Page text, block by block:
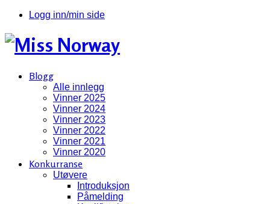
Logg inn/min side
Blogg
Alle innlegg
Vinner 2025
Vinner 2024
Vinner 2023
Vinner 2022
Vinner 2021
Vinner 2020
Konkurranse
Utøvere
Introduksjon
Påmelding